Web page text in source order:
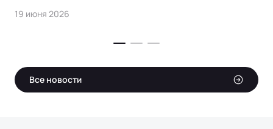
19 июня 2026
Все новости